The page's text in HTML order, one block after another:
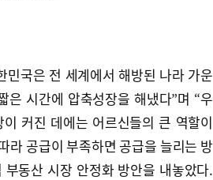
민국은 전 세계에서 해방된 나라 가운
시간에 압축성장을 해냈다”며 “우
커진 데에는 어르신들의 큰 역할이
라 공급이 부족하면 공급을 늘리는 방
동산 시장 안정화 방안을 내놓았다.